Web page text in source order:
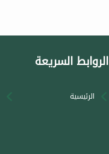
الروابط السريعة
الرئيسية